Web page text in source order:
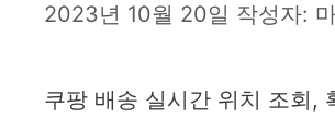
2023년 10월 20일 작성자:
쿠팡 배송 실시간 위치 조회,